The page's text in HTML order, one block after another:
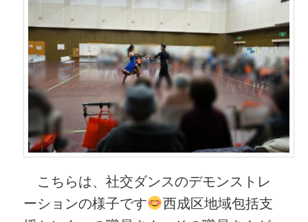
こちらは、社交ダンスのデモンストレ
ーションの様子です
西成区地域包括支